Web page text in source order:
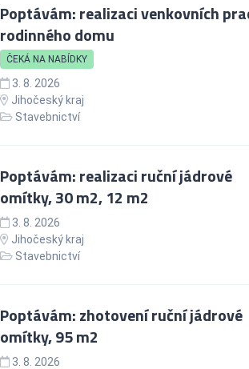
Poptávám: realizaci venkovních
rodinného domu
ČEKÁ NA NABÍDKY
3. 8. 2026
Jihočeský kraj
Stavebnictví
Poptávám: realizaci ruční jádrové
omítky, 30 m2, 12 m2
3. 8. 2026
Jihočeský kraj
Stavebnictví
Poptávám: zhotovení ruční jádrové
omítky, 95 m2
3. 8. 2026